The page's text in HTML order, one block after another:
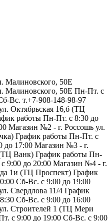
Малиновского, 50Е
Малиновского, 50Е Пн-Пт. с
Вс. т.+7-908-148-98-97
Октябрьская 16,б (ТЦ
работы Пн-Пт. с 8:30 до
Магазин №2 - г. Россошь ул.
График работы Пн-Пт. с
до 17:00 Магазин №3 - г.
Ванк) График работы Пн-
9:00 до 20:00 Магазин №4 - г.
1и (ТЦ Проспект) График
Сб-Вс. с 9:00 до 19:00
Свердлова 11/4 График
Сб-Вс. с 9:00 до 16:00
Строителей 1 (ТЦ Мери
с 9:00 до 19:00 Сб-Вс. с 9:00